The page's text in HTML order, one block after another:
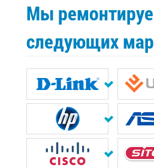
Мы
следующих